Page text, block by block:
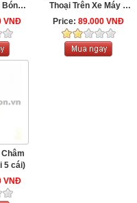
Bóng
VNĐ
Thoại Trên Xe Máy 2
Cổng ...
Price: 89.000 VNĐ
5 cái)
VNĐ